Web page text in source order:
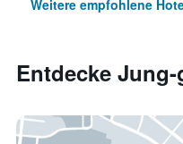
Weitere empfohlene
Entdecke